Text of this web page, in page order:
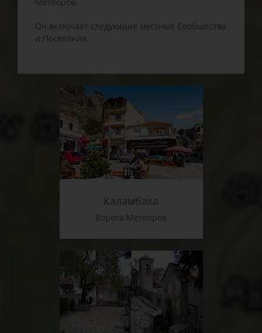
Он включает следующие местные Сообщества
и Поселения:
Каламбака
Ворота Метеоров